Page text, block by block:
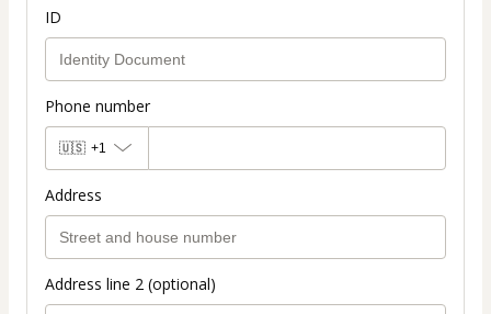
ID
Phone number
🇺🇸 +1
Address
Address line 2 (optional)